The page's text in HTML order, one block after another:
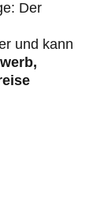
Der
und kann